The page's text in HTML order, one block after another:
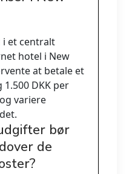
i et centralt
hotel i New
at betale et
DKK per
variere
bør
de